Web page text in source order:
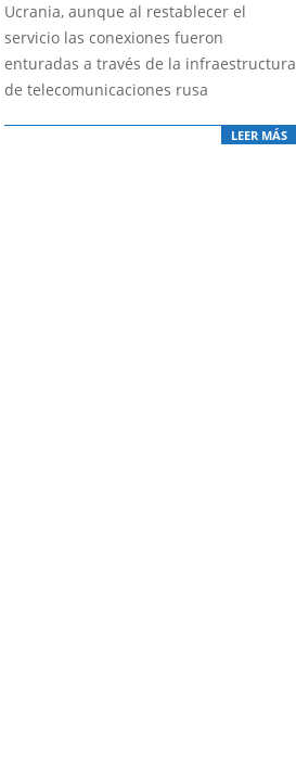
Ucrania, aunque al restablecer el
servicio las conexiones fueron
enturadas a través de la infraestructura
de telecomunicaciones rusa
LEER MÁS